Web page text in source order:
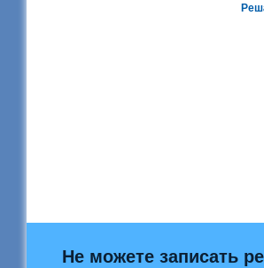
Не можете записать